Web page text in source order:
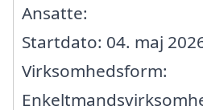
Ansatte:
Startdato: 04. maj
Virksomhedsform: